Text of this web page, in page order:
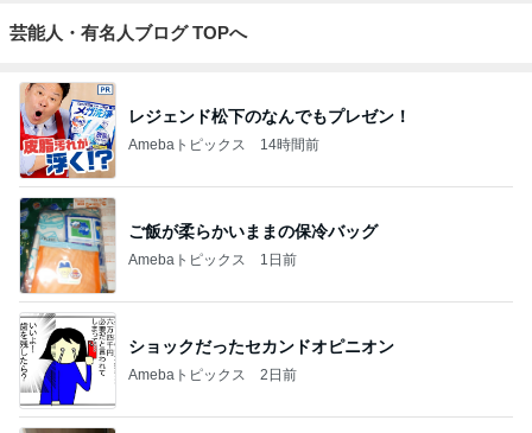
芸能人・有名人ブログ TOPへ
レジェンド松下のなんでもプレゼン！
Amebaトピックス 14時間前
ご飯が柔らかいままの保冷バッグ
Amebaトピックス 1日前
ショックだったセカンドオピニオン
Amebaトピックス 2日前